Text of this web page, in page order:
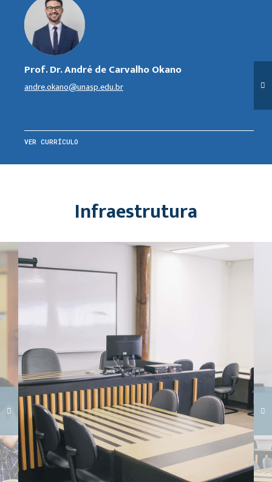
Prof. Dr. André de Carvalho Okano
andre.okano@unasp.edu.br
VER CURRÍCULO
Infraestrutura
Carregando galeria...